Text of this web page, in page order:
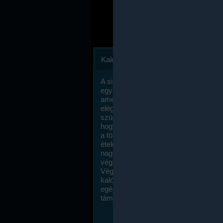
Kalóriaszámlálás
A sikeres fogyás titka valójában igen
egyszerű: égess több energiát, mint
amennyit beviszel. Természetesen
elég nagy fegyelemre és akaraterőre
szükség, de meglepődve fogod
hogy a kalóriaszámolás mennyire
a többi diétához képest. Itt nincsenek
ételek és a megengedett kalóriabevitelt
nagymértékben növelheted ha
végzel.
Végül, de nem utolsó sorban, a
kalóriaszámolás módszerét a legtöbb
egészségügyi szakorvos ajánlja és
támogatja.